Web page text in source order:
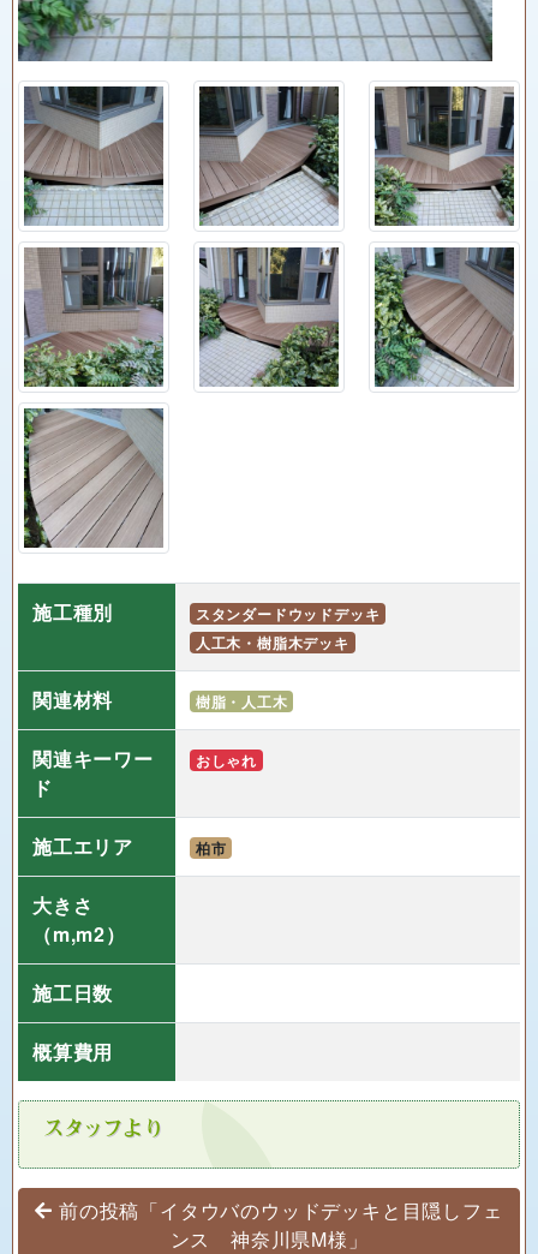
施工種別
スタンダードウッドデッキ
人工木・樹脂木デッキ
関連材料 樹脂・人工木
関連キーワー
ド
おしゃれ
施工エリア 柏市
大きさ
（m,m2）
施工日数
概算費用
投稿ナビゲーション
前の投稿「イタウバのウッドデッキと目隠しフェ
ンス 神奈川県M様」